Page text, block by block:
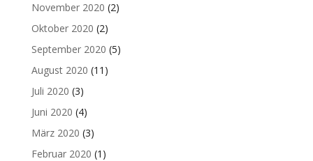
November 2020 (2)
Oktober 2020 (2)
September 2020 (5)
August 2020 (11)
Juli 2020 (3)
Juni 2020 (4)
März 2020 (3)
Februar 2020 (1)